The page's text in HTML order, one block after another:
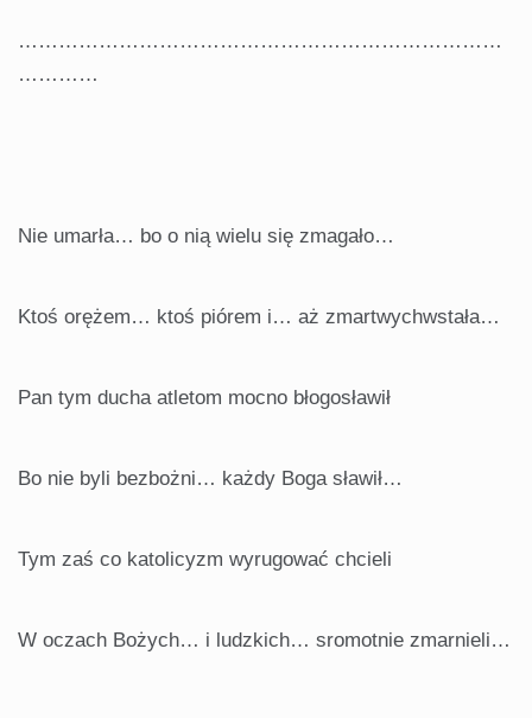
………………………………………………………………
…………
Nie umarła… bo o nią wielu się zmagało…
Ktoś orężem… ktoś piórem i… aż zmartwychwstała…
Pan tym ducha atletom mocno błogosławił
Bo nie byli bezbożni… każdy Boga sławił…
Tym zaś co katolicyzm wyrugować chcieli
W oczach Bożych… i ludzkich… sromotnie zmarnieli…